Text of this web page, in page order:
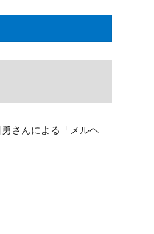
さんによる「メルヘ